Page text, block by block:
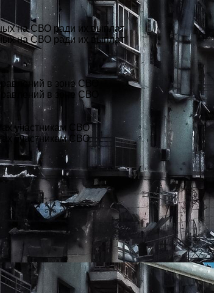
на СВО ради их выплат
на СВО ради их выплат
в зоне СВО
в зоне СВО
участникам СВО
участникам СВО